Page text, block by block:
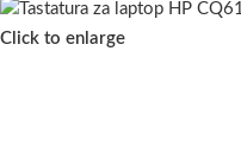
Click to enlarge